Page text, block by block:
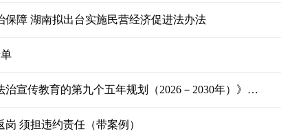
障 湖南拟出台实施民营经济促进法办法
中央宣传部、司法部负责人就《关于开展法治宣传教育的第九个五年规划（2026－2030年）》答记者问
须担违约责任（带案例）